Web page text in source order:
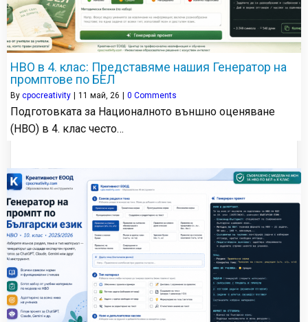
НВО в 4. клас: Представяме нашия Генератор на
промптове по БЕЛ
By cpocreativity | 11 май, 26 | 0 Comments
Подготовката за Националното външно оценяване
(НВО) в 4. клас често…